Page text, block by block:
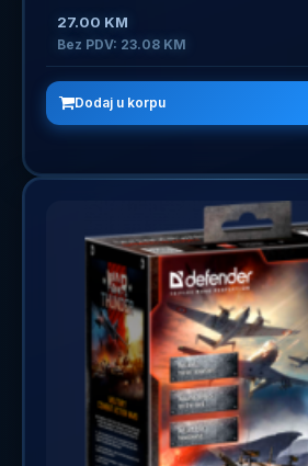
27.00 KM
Bez PDV: 23.08 KM
Dodaj u korpu